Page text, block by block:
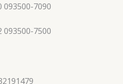
093500-7090
093500-7500